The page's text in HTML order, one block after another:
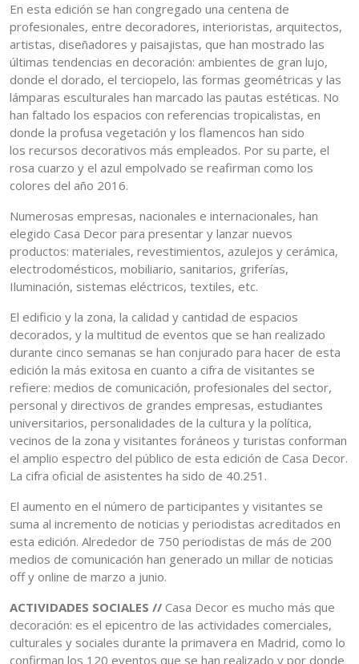
En esta edición se han congregado una centena de
profesionales, entre decoradores, interioristas, arquitectos,
artistas, diseñadores y paisajistas, que han mostrado las
últimas tendencias en decoración: ambientes de gran lujo,
donde el dorado, el terciopelo, las formas geométricas y las
lámparas esculturales han marcado las pautas estéticas. No
han faltado los espacios con referencias tropicalistas, en
donde la profusa vegetación y los flamencos han sido
los recursos decorativos más empleados. Por su parte, el
rosa cuarzo y el azul empolvado se reafirman como los
colores del año 2016.
Numerosas empresas, nacionales e internacionales, han
elegido Casa Decor para presentar y lanzar nuevos
productos: materiales, revestimientos, azulejos y cerámica,
electrodomésticos, mobiliario, sanitarios, griferías,
Iluminación, sistemas eléctricos, textiles, etc.
El edificio y la zona, la calidad y cantidad de espacios
decorados, y la multitud de eventos que se han realizado
durante cinco semanas se han conjurado para hacer de esta
edición la más exitosa en cuanto a cifra de visitantes se
refiere: medios de comunicación, profesionales del sector,
personal y directivos de grandes empresas, estudiantes
universitarios, personalidades de la cultura y la política,
vecinos de la zona y visitantes foráneos y turistas conforman
el amplio espectro del público de esta edición de Casa Decor.
La cifra oficial de asistentes ha sido de 40.251.
El aumento en el número de participantes y visitantes se
suma al incremento de noticias y periodistas acreditados en
esta edición. Alrededor de 750 periodistas de más de 200
medios de comunicación han generado un millar de noticias
off y online de marzo a junio.
ACTIVIDADES SOCIALES // Casa Decor es mucho más que
decoración: es el epicentro de las actividades comerciales,
culturales y sociales durante la primavera en Madrid, como lo
confirman los 120 eventos que se han realizado y por donde